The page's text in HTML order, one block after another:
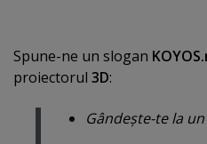
Spune-ne un slogan
proiectorul 3D:
Gândeşte-te la